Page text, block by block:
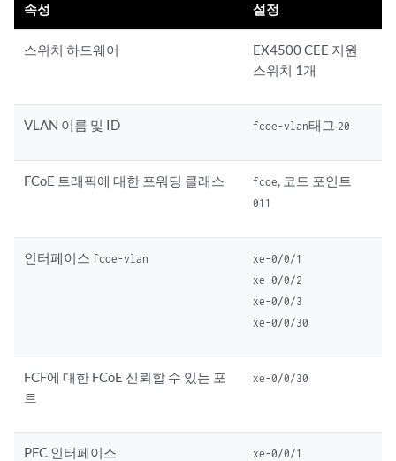
속성 설정
스위치 하드웨어
EX4500 CEE 지원
스위치 1개
VLAN 이름 및 ID fcoe-vlan태그 20
FCoE 트래픽에 대한 포워딩 클래스 fcoe, 코드 포인트
011
인터페이스fcoe-vlan
xe-0/0/1
xe-0/0/2
xe-0/0/3
xe-0/0/30
FCF에 대한 FCoE 신뢰할 수 있는 포
트
xe-0/0/30
PFC 인터페이스
xe-0/0/1